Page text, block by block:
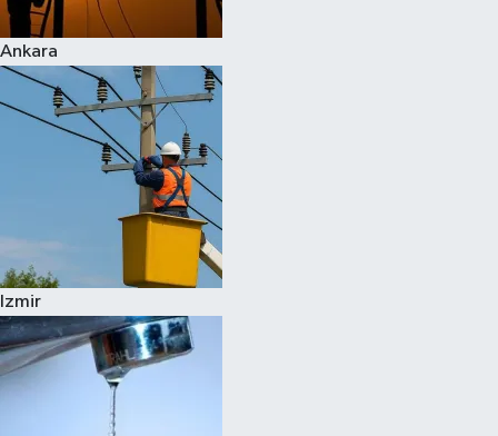
Ankara
Izmir